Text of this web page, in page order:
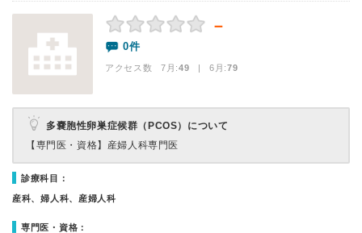
－
0件
アクセス数 7月:49 | 6月:79
多嚢胞性卵巣症候群（PCOS）について
【専門医・資格】 産婦人科専門医
診療科目：
産科、婦人科、産婦人科
専門医・資格：